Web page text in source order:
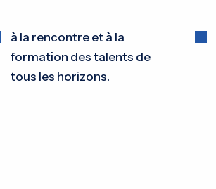
à la rencontre et à la
formation des talents de
tous les horizons.